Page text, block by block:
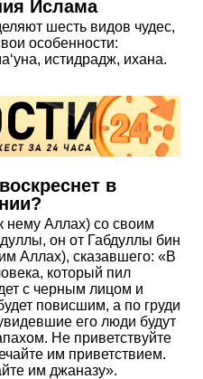
Ислама
шесть видов чудес,
особенности:
истидрадж, ихана.
в
нему Аллах) со своим
он от Габдуллы бин
Аллах), сказавшего: «В
который пил
с черным лицом и
повисшим, а по груди
его люди будут
Не приветствуйте
им приветствием.
им джаназу».